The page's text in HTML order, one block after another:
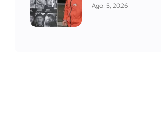
Ago. 5, 2026